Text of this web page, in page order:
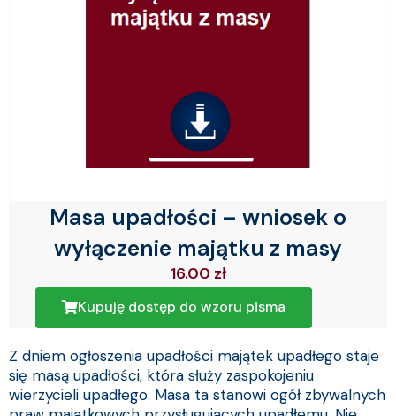
Masa upadłości – wniosek o
wyłączenie majątku z masy
16.00 zł
Kupuję dostęp do wzoru pisma
Z dniem ogłoszenia upadłości majątek upadłego staje
się masą upadłości, która służy zaspokojeniu
wierzycieli upadłego. Masa ta stanowi ogół zbywalnych